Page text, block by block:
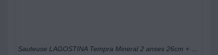
Sauteuse LAGOSTINA Tempra Mineral 2 anses 26cm + couvercle